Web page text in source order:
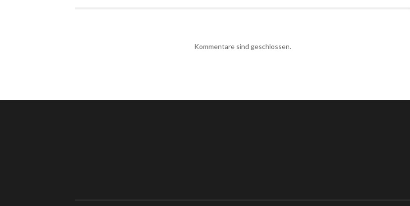
Kommentare sind geschlossen.